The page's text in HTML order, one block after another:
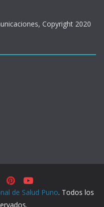
Copyright 2020
de Salud Puno. Todos los